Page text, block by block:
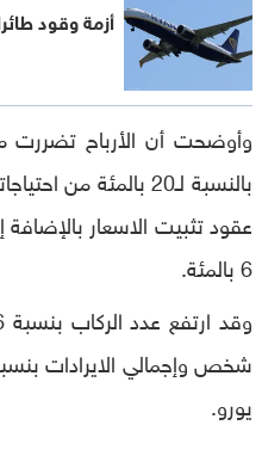
أزمة وقود
وأوضحت أن الأرباح تضررت
بالنسبة لـ20 بالمئة
عقود تثبيت الاسعار
6 بالمئة.
يورو.